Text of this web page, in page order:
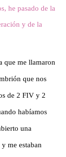
he pasado de la
y de la
que me llamaron
que nos
de 2 FIV y 2
habíamos
una
me estaban